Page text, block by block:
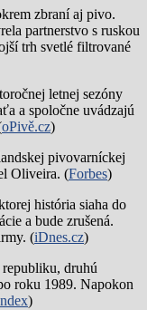
zbraní aj pivo.
partnerstvo s ruskou
trh svetlé filtrované
letnej sezóny
a spoločne uvádzajú
oPivě.cz)
pivovarníckej
Oliveira. (Forbes)
história siaha do
a bude zrušená.
(iDnes.cz)
republiku, druhú
roku 1989. Napokon
)